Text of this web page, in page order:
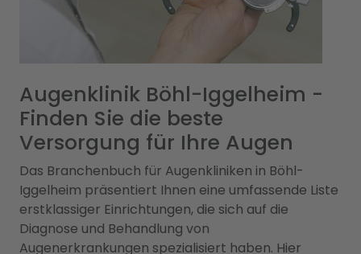
Augenklinik Böhl-Iggelheim -
Finden Sie die beste
Versorgung für Ihre Augen
Das Branchenbuch für Augenkliniken in Böhl-
Iggelheim präsentiert Ihnen eine umfassende Liste
erstklassiger Einrichtungen, die sich auf die
Diagnose und Behandlung von
Augenerkrankungen spezialisiert haben. Hier